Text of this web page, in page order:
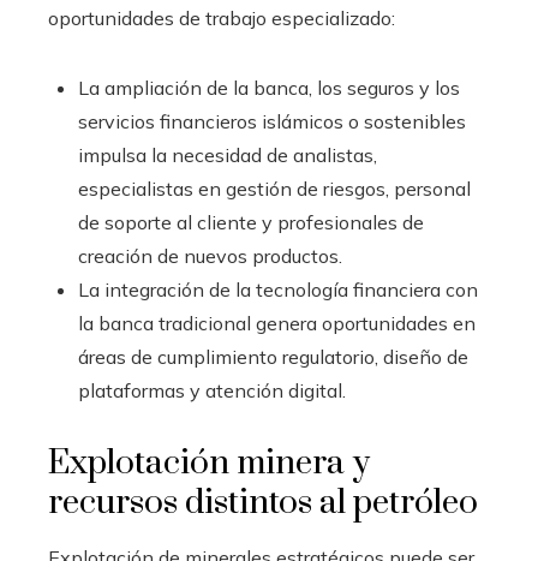
oportunidades de trabajo especializado:
La ampliación de la banca, los seguros y los
servicios financieros islámicos o sostenibles
impulsa la necesidad de analistas,
especialistas en gestión de riesgos, personal
de soporte al cliente y profesionales de
creación de nuevos productos.
La integración de la tecnología financiera con
la banca tradicional genera oportunidades en
áreas de cumplimiento regulatorio, diseño de
plataformas y atención digital.
Explotación minera y
recursos distintos al petróleo